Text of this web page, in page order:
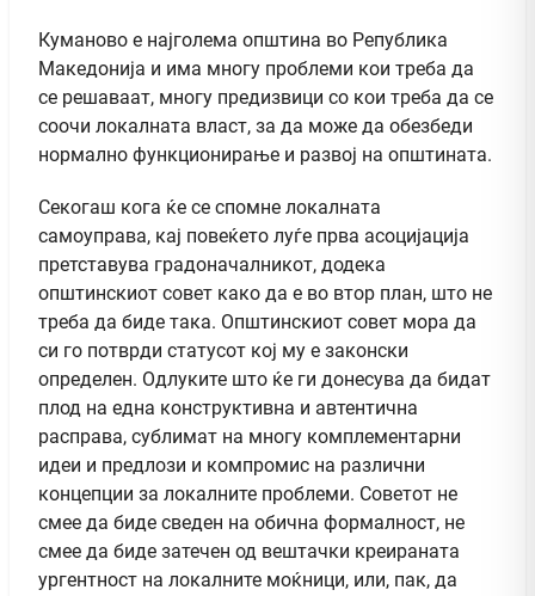
Куманово е најголема општина во Република
Македонија и има многу проблеми кои треба да
се решаваат, многу предизвици со кои треба да се
соочи локалната власт, за да може да обезбеди
нормално функционирање и развој на општината.
Секогаш кога ќе се спомне локалната
самоуправа, кај повеќето луѓе прва асоцијација
претставува градоначалникот, додека
општинскиот совет како да е во втор план, што не
треба да биде така. Општинскиот совет мора да
си го потврди статусот кој му е законски
определен. Одлуките што ќе ги донесува да бидат
плод на една конструктивна и автентична
расправа, сублимат на многу комплементарни
идеи и предлози и компромис на различни
концепции за локалните проблеми. Советот не
смее да биде сведен на обична формалност, не
смее да биде затечен од вештачки креираната
ургентност на локалните моќници, или, пак, да